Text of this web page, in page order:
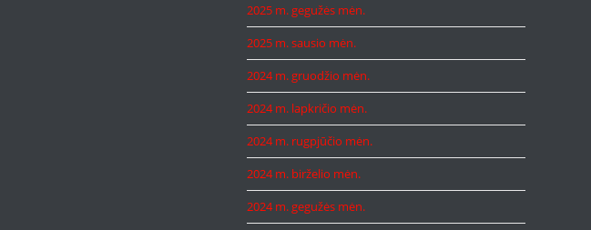
2025 m. gegužės mėn.
2025 m. sausio mėn.
2024 m. gruodžio mėn.
2024 m. lapkričio mėn.
2024 m. rugpjūčio mėn.
2024 m. birželio mėn.
2024 m. gegužės mėn.